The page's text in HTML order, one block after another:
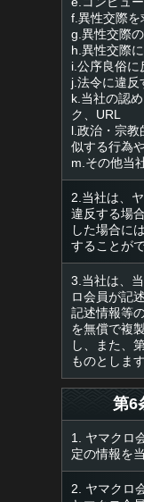
f.異性交際を
g.異性交際
h.異性交際
i.公序良俗に
j.法令に違反
k.当社の認
ク、URL
l.政治・宗教
似する行為
m.その他当
2.当社は、
違反する場
した場合に
することが
3.当社は、
ロ会員が記
記述情報等
を無償で複
し、また、
ものとします
第6
1. ヤマクロ
定の情報を
2. ヤマクロ